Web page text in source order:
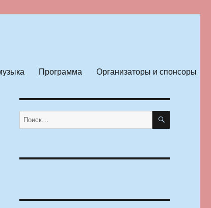
Программа Организаторы и спонсоры
Искать: ПОИСК